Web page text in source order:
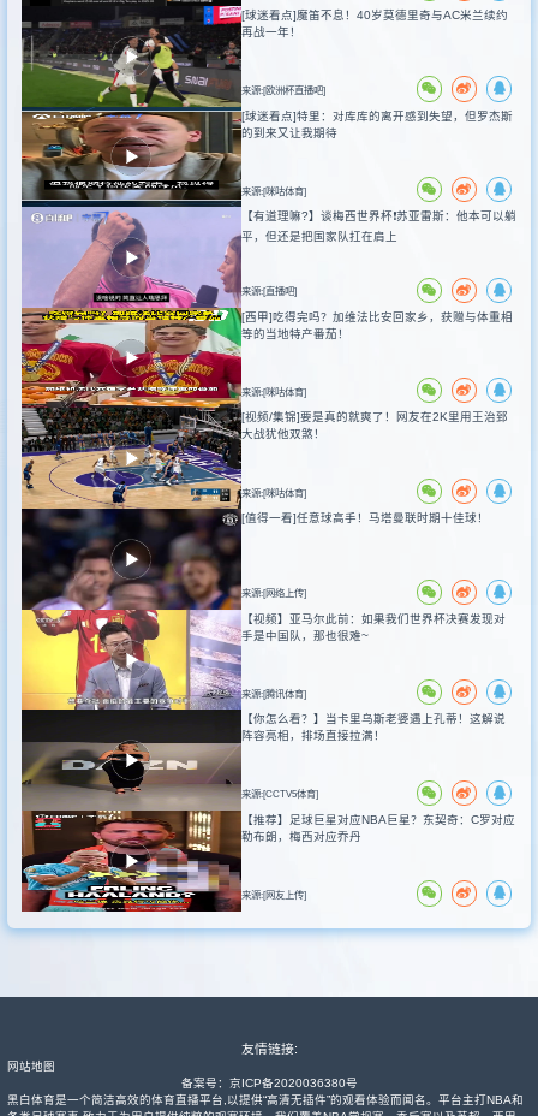
[球迷看点]魔笛不息！40岁莫德里奇与AC米兰续约
再战一年！
来源:[欧洲杯直播吧]
[球迷看点]特里：对库库的离开感到失望，但罗杰斯
的到来又让我期待
来源:[咪咕体育]
【有道理嘛?】谈梅西世界杯❗苏亚雷斯：他本可以躺
平，但还是把国家队扛在肩上
来源:[直播吧]
[西甲]吃得完吗？加维法比安回家乡，获赠与体重相
等的当地特产番茄！
来源:[咪咕体育]
[视频/集锦]要是真的就爽了！网友在2K里用王治郅
大战犹他双煞！
来源:[咪咕体育]
[值得一看]任意球高手！马塔曼联时期十佳球！
来源:[网络上传]
【视频】亚马尔此前：如果我们世界杯决赛发现对
手是中国队，那也很难~
来源:[腾讯体育]
【你怎么看？】当卡里乌斯老婆遇上孔蒂！这解说
阵容亮相，排场直接拉满！
来源:[CCTV5体育]
【推荐】足球巨星对应NBA巨星？东契奇：C罗对应
勒布朗，梅西对应乔丹
来源:[网友上传]
友情链接:
网站地图
备案号： 京ICP备2020036380号
黑白体育是一个简洁高效的体育直播平台,以提供“高清无插件”的观看体验而闻名。平台主打NBA和